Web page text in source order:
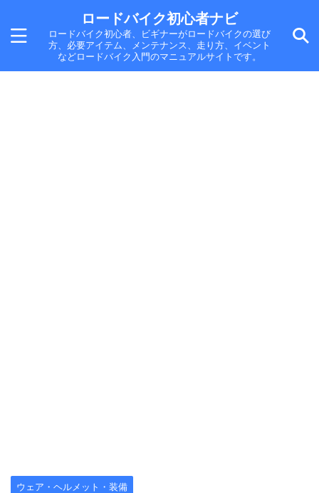
ロードバイク初心者ナビ
ロードバイク初心者、ビギナーがロードバイクの選び
方、必要アイテム、メンテナンス、走り方、イベント
などロードバイク入門のマニュアルサイトです。
ウェア・ヘルメット・装備